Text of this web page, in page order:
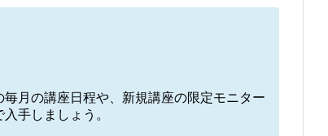
月の講座日程や、新規講座の限定モニター
手しましょう。